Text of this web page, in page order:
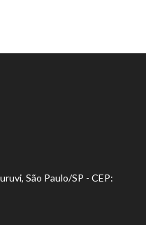
São Paulo/SP - CEP: